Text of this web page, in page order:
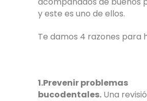
y este es uno de ellos.
Te damos 4 razones para
1.Prevenir problemas
bucodentales. Una